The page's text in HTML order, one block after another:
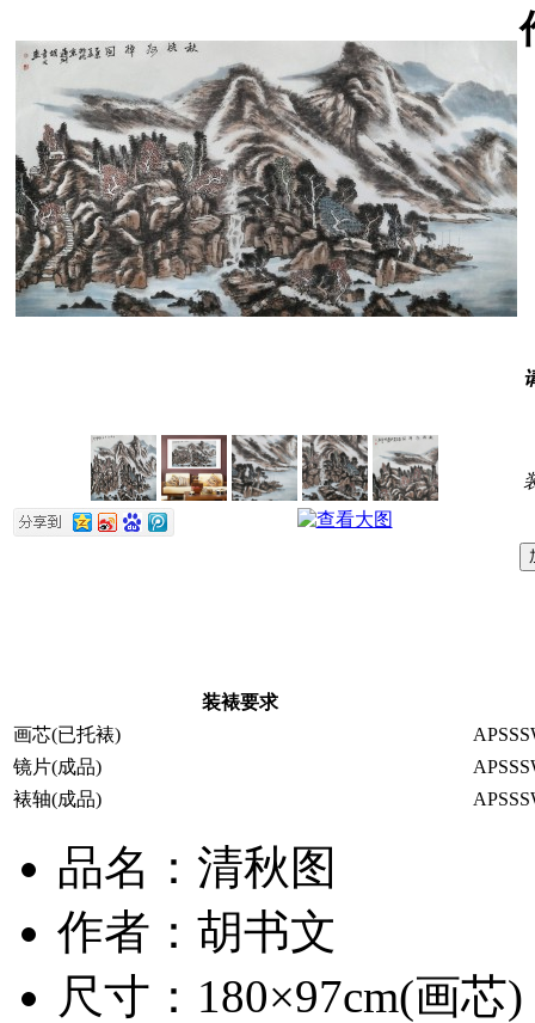
装裱要求
画芯(已托裱)
镜片(成品)
裱轴(成品)
品名：清秋图
作者：胡书文
尺寸：180×97cm(画芯)